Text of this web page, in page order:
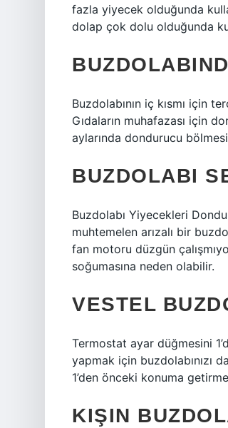
fazla yiyecek olduğunda
dolap çok dolu olduğunda
Buzdolabının iç kısmı için
Gıdaların muhafazası için
aylarında dondurucu
BUZDOLABI
Buzdolabı Yiyecekleri
muhtemelen arızalı bir
fan motoru düzgün
soğumasına neden olabilir.
VESTEL
Termostat ayar düğmesini
yapmak için buzdolabınızı
1’den önceki konuma
KIŞIN